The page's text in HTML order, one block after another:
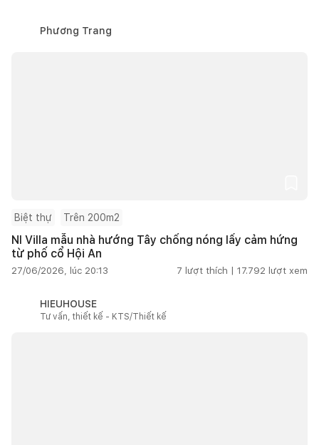
Phương Trang
Biệt thự Trên 200m2
NI Villa mẫu nhà hướng Tây chống nóng lấy cảm hứng
từ phố cổ Hội An
27/06/2026, lúc 20:13 7 lượt thích | 17.792 lượt xem
HIEUHOUSE
Tư vấn, thiết kế - KTS/Thiết kế